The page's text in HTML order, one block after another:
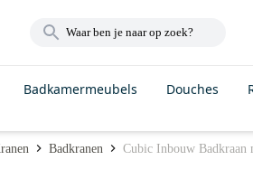
Badkamermeubels Douches
Badkranen Cubic Inbouw Badkraan